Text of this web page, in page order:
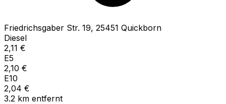
Friedrichsgaber Str. 19, 25451 Quickborn
Diesel
2,11 €
E5
2,10 €
E10
2,04 €
3.2 km entfernt